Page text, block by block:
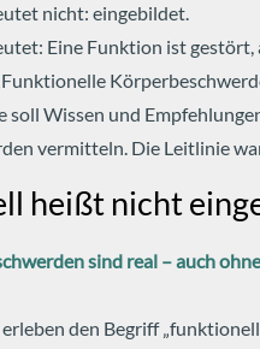
nicht: eingebildet.
Eine Funktion ist
soll Wissen und
vermitteln. Die Leitlinie
heißt nicht
sind real – auch
den Begriff